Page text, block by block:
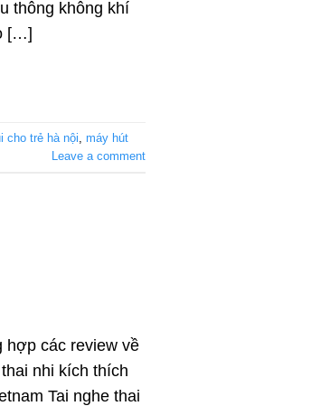
thông không khí
[…]
cho trẻ hà nội máy hút
Leave a comment
hợp các review về
nhi kích thích
Tai nghe thai